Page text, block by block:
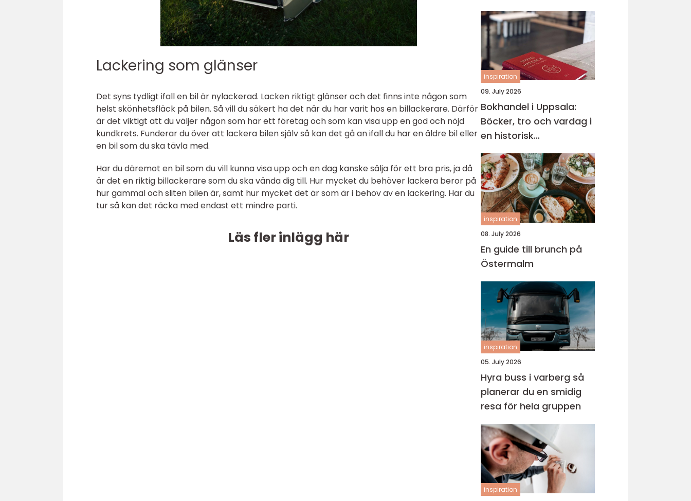
Lackering som glänser
Det syns tydligt ifall en bil är nylackerad. Lacken riktigt glänser och det finns inte någon som
helst skönhetsfläck på bilen. Så vill du säkert ha det när du har varit hos en billackerare. Därför
är det viktigt att du väljer någon som har ett företag och som kan visa upp en god och nöjd
kundkrets. Funderar du över att lackera bilen själv så kan det gå an ifall du har en äldre bil eller
en bil som du ska tävla med.
Har du däremot en bil som du vill kunna visa upp och en dag kanske sälja för ett bra pris, ja då
är det en riktig billackerare som du ska vända dig till. Hur mycket du behöver lackera beror på
hur gammal och sliten bilen är, samt hur mycket det är som är i behov av en lackering. Har du
tur så kan det räcka med endast ett mindre parti.
Läs fler inlägg här
avsked
inspiration
09. July 2026
Bokhandel i Uppsala:
Böcker, tro och vardag i
en historisk
universitetsstad
inspiration
08. July 2026
En guide till brunch på
Östermalm
inspiration
05. July 2026
Hyra buss i varberg så
planerar du en smidig
resa för hela gruppen
inspiration